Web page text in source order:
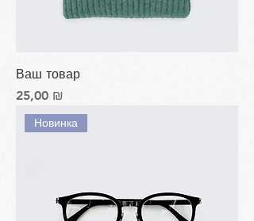
Ваш товар
Цена
25,00 ₪
Новинка